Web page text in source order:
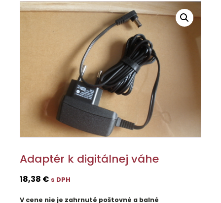
Adaptér k digitálnej váhe
18,38 € s DPH
V cene nie je zahrnuté poštovné a balné